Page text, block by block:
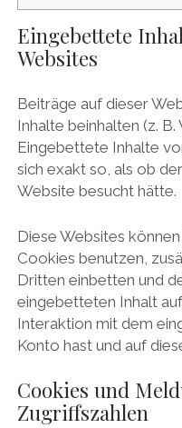
Eingebettete
Websites
Beiträge auf dieser
Inhalte beinhalten (z.
Eingebettete Inhalte
sich exakt so, als ob
Website besucht hätte.
Diese Websites
Cookies benutzen,
Dritten einbetten und
eingebetteten Inhalt
Interaktion mit dem
Konto hast und auf
Cookies und
Zugriffszahlen